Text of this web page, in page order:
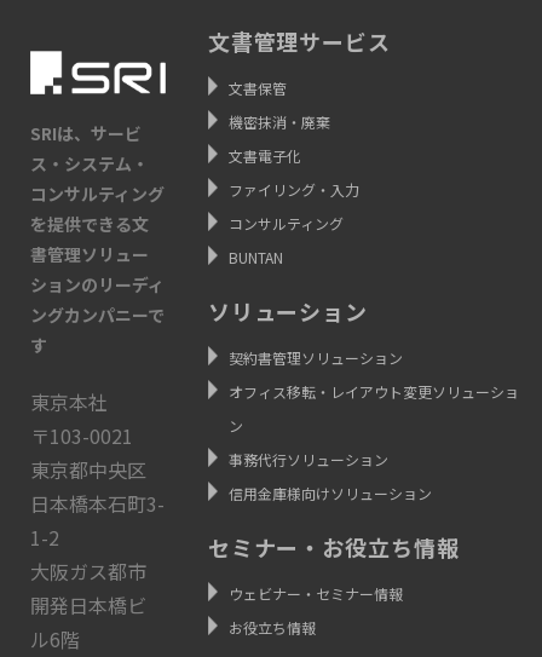
SRIは、サービ
ス・システム・
コンサルティング
を提供できる文
書管理ソリュー
ションのリーディ
ングカンパニーで
す
東京本社
〒103-0021
東京都中央区
日本橋本石町3-
1-2
大阪ガス都市
開発日本橋ビ
ル6階
文書管理サービス
文書保管
機密抹消・廃棄
文書電子化
ファイリング・入力
コンサルティング
BUNTAN
ソリューション
契約書管理ソリューション
オフィス移転・レイアウト変更ソリューショ
ン
事務代行ソリューション
信用金庫様向けソリューション
セミナー・お役立ち情報
ウェビナー・セミナー情報
お役立ち情報